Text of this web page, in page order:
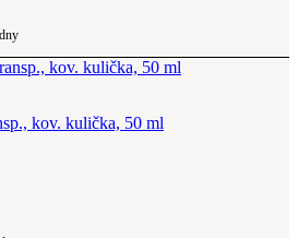
kov. kulička, 50 ml